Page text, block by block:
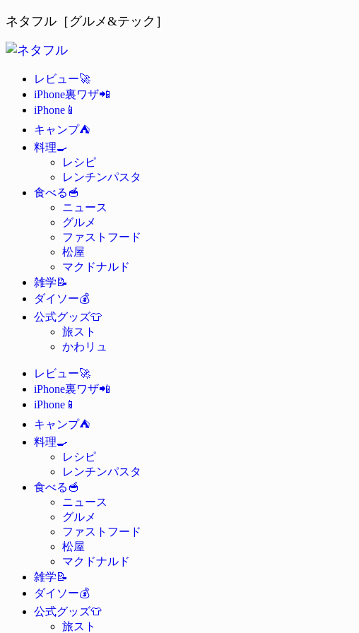
ネタフル［グルメ&テック］
レビュー🚀
iPhone裏ワザ📲
iPhone 📱
キャンプ⛺
料理🍳
レシピ
レンチンパスタ
食べる 🥣
ニュース
グルメ
ファストフード
松屋
マクドナルド
雑学📝
ダイソー💰
公式グッズ👕
旅スト
かわリュ
レビュー🚀
iPhone裏ワザ📲
iPhone 📱
キャンプ⛺
料理🍳
レシピ
レンチンパスタ
食べる 🥣
ニュース
グルメ
ファストフード
松屋
マクドナルド
雑学📝
ダイソー💰
公式グッズ👕
旅スト